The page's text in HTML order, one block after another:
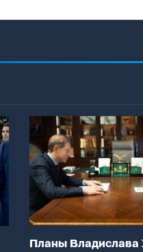
Планы Владислава